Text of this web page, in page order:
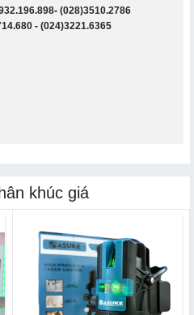
- (028)3510.2786
- (024)3221.6365
khúc giá